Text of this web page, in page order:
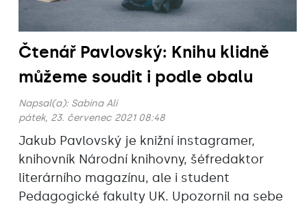
Čtenář Pavlovský: Knihu klidně
můžeme soudit i podle obalu
Napsal(a): Sabina Ali
pátek, 23. červenec 2021 08:48
Jakub Pavlovský je knižní instagramer,
knihovník Národní knihovny, šéfredaktor
literárního magazínu, ale i student
Pedagogické fakulty UK. Upozornil na sebe